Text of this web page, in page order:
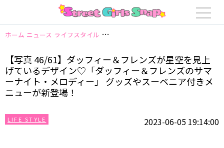
ホーム ニュース ライフスタイル 【写真 46/61】ダッフィー＆フレンズが
【写真 46/61】ダッフィー＆フレンズが星空を見上
げているデザイン♡「ダッフィー＆フレンズのサマ
ーナイト・メロディー」 グッズやスーベニア付きメ
ニューが新登場！
LIFE STYLE 2023-06-05 19:14:00